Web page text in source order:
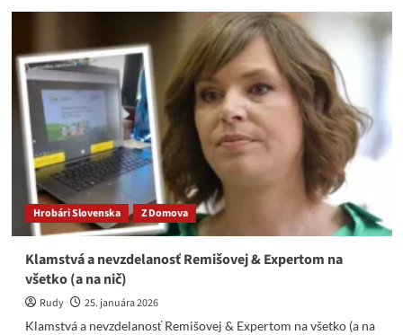
Remišovej
NRSR
ako
tradične
pobavil,
lopaty
len
tak
lietali
video
Hrobári Slovenska Z Domova
Klamstvá a nevzdelanosť Remišovej & Expertom na
všetko (a na nič)
Rudy
25. januára 2026
Klamstvá a nevzdelanosť Remišovej & Expertom na všetko (a na